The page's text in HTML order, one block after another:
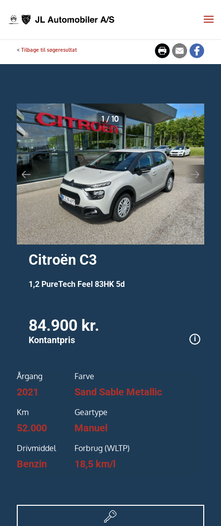
< Tilbage til søgeresultat
1/10
Citroën C3
1,2 PureTech Feel 83HK 5d
84.900 kr.
Kontantpris
Årgang
2021
Farve
Sand Sable Metallic
Km
52.000
Geartype
Manuel
Drivmiddel
Benzin
Forbrug (WLTP)
18,5 km/l